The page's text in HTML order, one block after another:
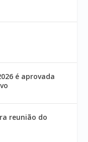
é aprovada
reunião do